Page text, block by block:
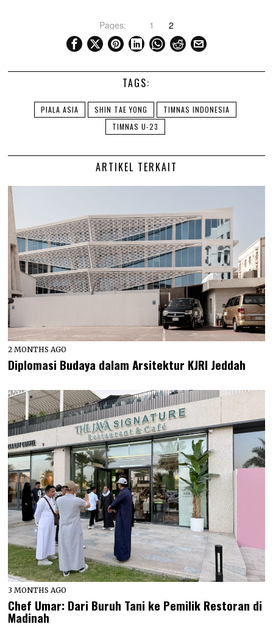
Pages: 1 2
TAGS:
PIALA ASIA SHIN TAE YONG
TIMNAS INDONESIA
TIMNAS U-23
ARTIKEL TERKAIT
2 MONTHS AGO
Diplomasi Budaya dalam Arsitektur KJRI Jeddah
3 MONTHS AGO
Chef Umar: Dari Buruh Tani ke Pemilik Restoran di
Madinah